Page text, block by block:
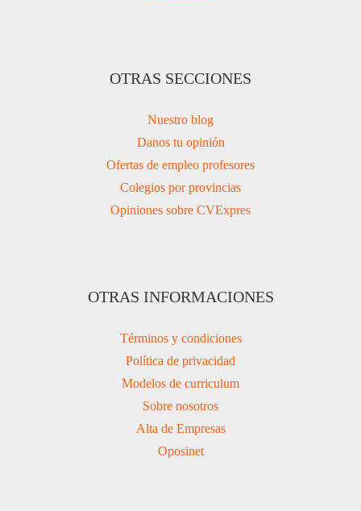
OTRAS SECCIONES
Nuestro blog
Danos tu opinión
Ofertas de empleo profesores
Colegios por provincias
Opiniones sobre CVExpres
OTRAS INFORMACIONES
Términos y condiciones
Política de privacidad
Modelos de curriculum
Sobre nosotros
Alta de Empresas
Oposinet